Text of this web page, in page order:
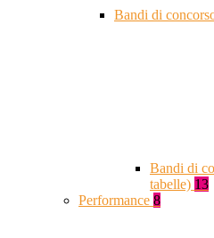
Bandi di
Bandi di
tabelle) 13
Performance 8